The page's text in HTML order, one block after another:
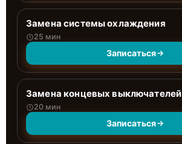
Замена системы охлаждения
25 мин
Записаться
Замена концевых выключателей
20 мин
Записаться